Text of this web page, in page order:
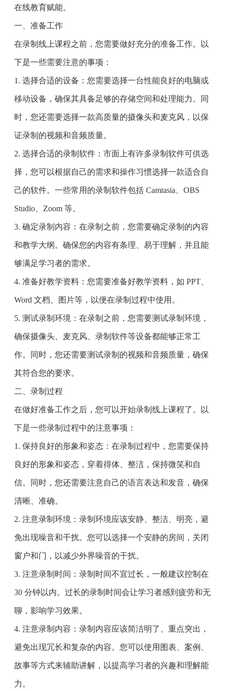
在线教育赋能。
一、准备工作
在录制线上课程之前，您需要做好充分的准备工作。以
下是一些需要注意的事项：
1. 选择合适的设备：您需要选择一台性能良好的电脑或
移动设备，确保其具备足够的存储空间和处理能力。同
时，您还需要选择一款高质量的摄像头和麦克风，以保
证录制的视频和音频质量。
2. 选择合适的录制软件：市面上有许多录制软件可供选
择，您可以根据自己的需求和操作习惯选择一款适合自
己的软件。一些常用的录制软件包括 Camtasia、OBS
Studio、Zoom 等。
3. 确定录制内容：在录制之前，您需要确定录制的内容
和教学大纲。确保您的内容有条理、易于理解，并且能
够满足学习者的需求。
4. 准备好教学资料：您需要准备好教学资料，如 PPT、
Word 文档、图片等，以便在录制过程中使用。
5. 测试录制环境：在录制之前，您需要测试录制环境，
确保摄像头、麦克风、录制软件等设备都能够正常工
作。同时，您还需要测试录制的视频和音频质量，确保
其符合您的要求。
二、录制过程
在做好准备工作之后，您可以开始录制线上课程了。以
下是一些录制过程中的注意事项：
1. 保持良好的形象和姿态：在录制过程中，您需要保持
良好的形象和姿态，穿着得体、整洁，保持微笑和自
信。同时，您还需要注意自己的语言表达和发音，确保
清晰、准确。
2. 注意录制环境：录制环境应该安静、整洁、明亮，避
免出现噪音和干扰。您可以选择一个安静的房间，关闭
窗户和门，以减少外界噪音的干扰。
3. 注意录制时间：录制时间不宜过长，一般建议控制在
30 分钟以内。过长的录制时间会让学习者感到疲劳和无
聊，影响学习效果。
4. 注意录制内容：录制内容应该简洁明了、重点突出，
避免出现冗长和复杂的内容。您可以使用图表、案例、
故事等方式来辅助讲解，以提高学习者的兴趣和理解能
力。